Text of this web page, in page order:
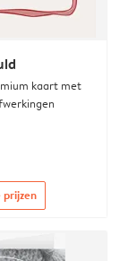
kaart met
prijzen